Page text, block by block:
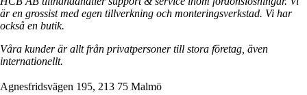
är en grossist med egen tillverkning och monteringsverkstad. Vi har
också en butik.
Våra kunder är allt från privatpersoner till stora företag, även
internationellt.
Agnesfridsvägen 195, 213 75 Malmö